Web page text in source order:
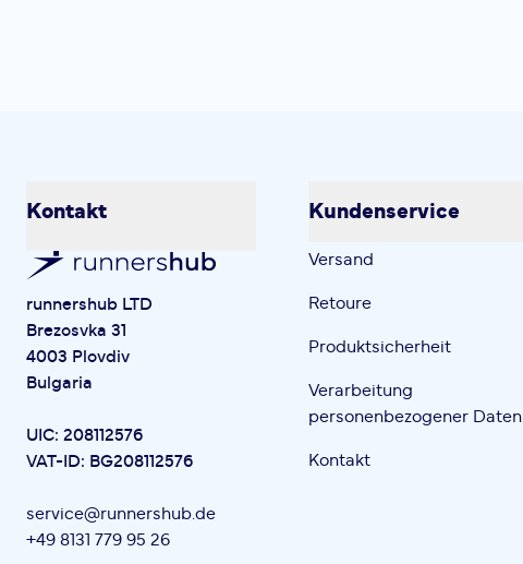
Kontakt
runnershub LTD
Brezosvka 31
4003 Plovdiv
Bulgaria
UIC: 208112576
VAT-ID: BG208112576
service@runnershub.de
+49 8131 779 95 26
Kundenservice
Versand
Retoure
Produktsicherheit
Verarbeitung
personenbezogener Daten
Kontakt